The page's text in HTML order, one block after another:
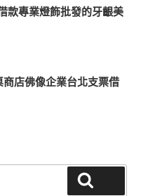
款專業燈飾批發的牙齦美
店佛像企業台北支票借